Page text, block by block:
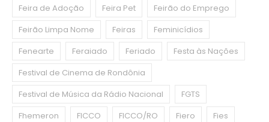
Feira de Adoção
Feira Pet
Feirão do Emprego
Feirão Limpa Nome
Feiras
Feminicídios
Fenearte
Feraiado Feriado
Festa às Nações
Festival de Cinema de Rondônia
Festival de Música da Rádio Nacional
FGTS
Fhemeron
FICCO FICCO/RO Fiero
Fies